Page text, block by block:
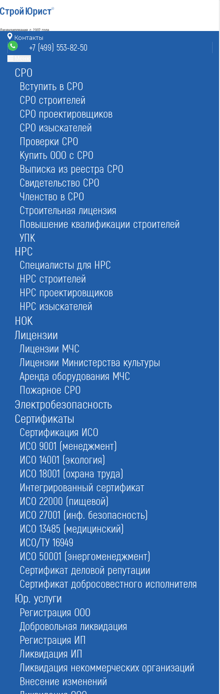
Лицензирование с 2007 года
4.93
Наш рейтинг
80отзывов
8 (800) 700-15-25
без выходных 7:00-20:00
+7 (499) 553-82-50
Москва, ст. м.«Баррикадная»,
ул. Большая Грузинская 12, строение 2, офис 9
Контакты
+7 (499) 553-82-50
СРО
Вступить в СРО
СРО строителей
СРО проектировщиков
СРО изыскателей
Проверки СРО
Купить ООО с СРО
Выписка из реестра СРО
Свидетельство СРО
Членство в СРО
Строительная лицензия
Повышение квалификации строителей
УПК
НРС
Специалисты для НРС
НРС строителей
НРС проектировщиков
НРС изыскателей
НОК
Лицензии
Лицензии МЧС
Лицензии Министерства культуры
Аренда оборудования МЧС
Пожарное СРО
Электробезопасность
Сертификаты
Сертификация ИСО
ИСО 9001 (менеджмент)
ИСО 14001 (экология)
ИСО 18001 (охрана труда)
Интегрированный сертификат
ИСО 22000 (пищевой)
ИСО 27001 (инф. безопасность)
ИСО 13485 (медицинский)
ИСО/ТУ 16949
ИСО 50001 (энергоменеджмент)
Сертификат деловой репутации
Сертификат добросовестного исполнителя
Юр. услуги
Регистрация ООО
Добровольная ликвидация
Регистрация ИП
Ликвидация ИП
Ликвидация некоммерческих организаций
Внесение изменений
Главная Реестр СРО
Реестр СРО
Стать членом саморегулируемой организации
(СРО) и получить право на строительство,
проектирование и изыскания для капстроя
Оставьте заявку прямо сейчас
Заказать консультацию
При отправке данной формы вы соглашаетесь с
персональных данных.
Строителей
Проектировщиков
Изыскателей
Сведения обо всех некоммерческих объединениях в
строительстве содержит Государственный реестр
СРО. Его ведет Ростехнадзор (РТН). Единый реестр
опубликован на официальном сайте РТН.
Ассоциации НОСТРОЙ и НОПРИЗ также ведут
реестры СРО — каждая по своей специфике
деятельности.